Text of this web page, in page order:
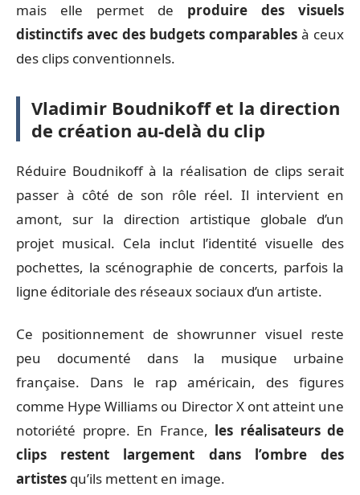
mais elle permet de produire des visuels
distinctifs avec des budgets comparables à ceux
des clips conventionnels.
Vladimir Boudnikoff et la direction
de création au-delà du clip
Réduire Boudnikoff à la réalisation de clips serait
passer à côté de son rôle réel. Il intervient en
amont, sur la direction artistique globale d’un
projet musical. Cela inclut l’identité visuelle des
pochettes, la scénographie de concerts, parfois la
ligne éditoriale des réseaux sociaux d’un artiste.
Ce positionnement de showrunner visuel reste
peu documenté dans la musique urbaine
française. Dans le rap américain, des figures
comme Hype Williams ou Director X ont atteint une
notoriété propre. En France, les réalisateurs de
clips restent largement dans l’ombre des
artistes qu’ils mettent en image.